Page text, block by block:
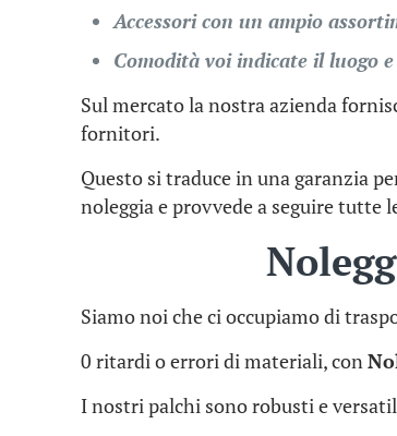
Accessori con un ampio
Comodità voi indicate il luogo
Sul mercato la nostra azienda
fornitori.
Questo si traduce in una garanzia
noleggia e provvede a seguire tutte
Siamo noi che ci occupiamo di
0 ritardi o errori di materiali, con
I nostri palchi sono robusti e